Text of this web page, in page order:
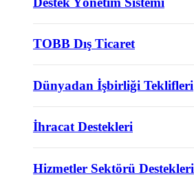
TOBB Dış Ticaret
Dünyadan İşbirliği Teklifleri
İhracat Destekleri
Hizmetler Sektörü Destekleri